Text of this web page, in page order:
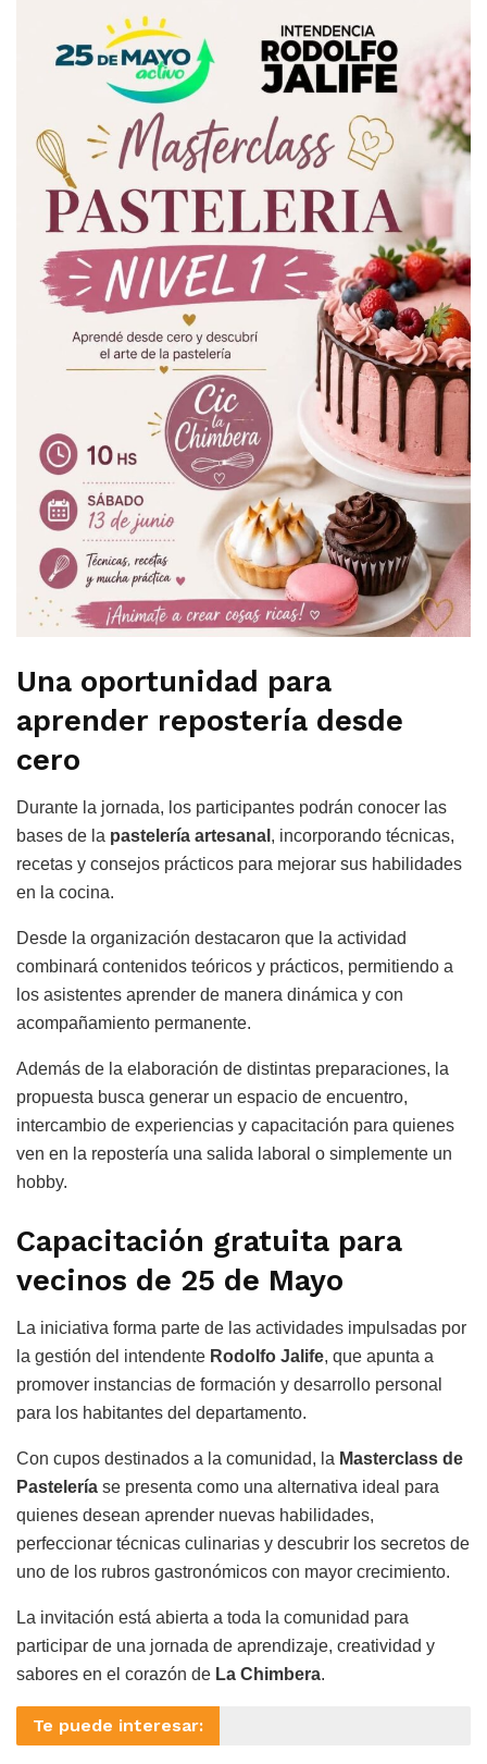
Una oportunidad para
aprender repostería desde
cero
Durante la jornada, los participantes podrán conocer las
bases de la pastelería artesanal , incorporando técnicas,
recetas y consejos prácticos para mejorar sus habilidades
en la cocina.
Desde la organización destacaron que la actividad
combinará contenidos teóricos y prácticos, permitiendo a
los asistentes aprender de manera dinámica y con
acompañamiento permanente.
Además de la elaboración de distintas preparaciones, la
propuesta busca generar un espacio de encuentro,
intercambio de experiencias y capacitación para quienes
ven en la repostería una salida laboral o simplemente un
hobby.
Capacitación gratuita para
vecinos de 25 de Mayo
La iniciativa forma parte de las actividades impulsadas por
la gestión del intendente Rodolfo Jalife, que apunta a
promover instancias de formación y desarrollo personal
para los habitantes del departamento.
Con cupos destinados a la comunidad, la Masterclass de
Pastelería se presenta como una alternativa ideal para
quienes desean aprender nuevas habilidades,
perfeccionar técnicas culinarias y descubrir los secretos de
uno de los rubros gastronómicos con mayor crecimiento.
La invitación está abierta a toda la comunidad para
participar de una jornada de aprendizaje, creatividad y
sabores en el corazón de La Chimbera.
Te puede interesar: